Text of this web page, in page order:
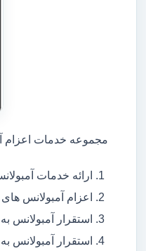
مجموعه خدمات اعزام
ارائه خدمات
اعزام آمبولانس های ICU ,NICU ,PICU و CCU جهت انتقال بیماران با شرایط خاص
استقرار آمبولانس
استقرار آمبولانس